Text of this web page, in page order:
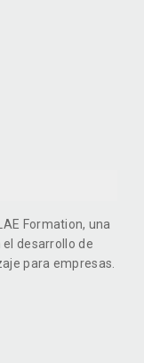
Formation, una
desarrollo de
para empresas.